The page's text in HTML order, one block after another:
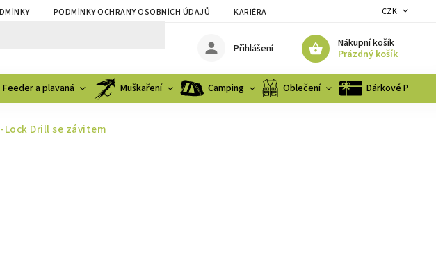
PODMÍNKY OCHRANY OSOBNÍCH ÚDAJŮ KARIÉRA CZK
Nákupní košík
Prázdný košík
Přihlášení
Feeder a plavaná Muškaření Camping Oblečení Dárkové
Lock Drill se závitem